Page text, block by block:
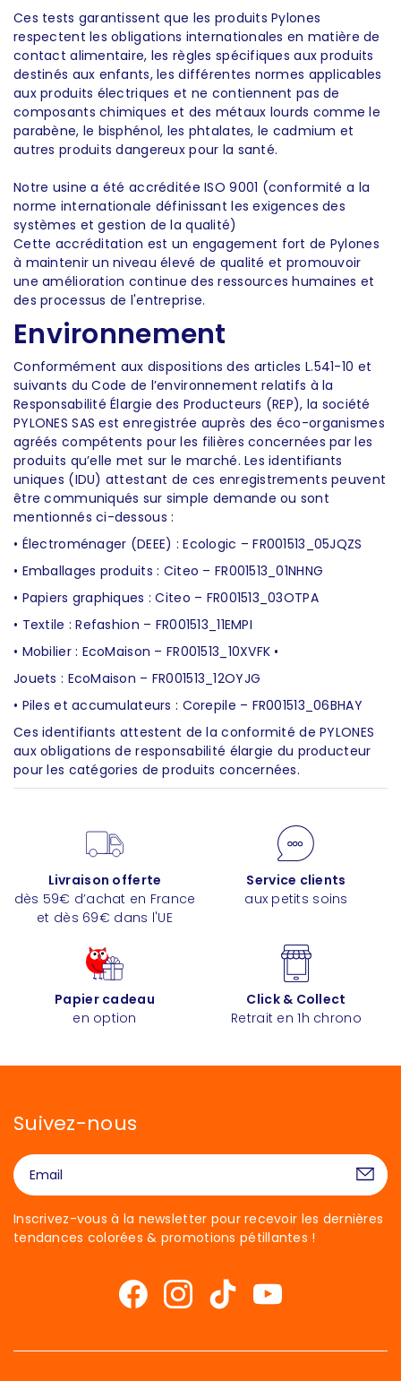
Ces tests garantissent que les produits Pylones
respectent les obligations internationales en matière de
contact alimentaire, les règles spécifiques aux produits
destinés aux enfants, les différentes normes applicables
aux produits électriques et ne contiennent pas de
composants chimiques et des métaux lourds comme le
parabène, le bisphénol, les phtalates, le cadmium et
autres produits dangereux pour la santé.
Notre usine a été accréditée ISO 9001 (conformité a la
norme internationale définissant les exigences des
systèmes et gestion de la qualité)
Cette accréditation est un engagement fort de Pylones
à maintenir un niveau élevé de qualité et promouvoir
une amélioration continue des ressources humaines et
des processus de l'entreprise.
Environnement
Conformément aux dispositions des articles L.541-10 et
suivants du Code de l’environnement relatifs à la
Responsabilité Élargie des Producteurs (REP), la société
PYLONES SAS est enregistrée auprès des éco-organismes
agréés compétents pour les filières concernées par les
produits qu’elle met sur le marché. Les identifiants
uniques (IDU) attestant de ces enregistrements peuvent
être communiqués sur simple demande ou sont
mentionnés ci-dessous :
• Électroménager (DEEE) : Ecologic – FR001513_05JQZS
• Emballages produits : Citeo – FR001513_01NHNG
• Papiers graphiques : Citeo – FR001513_03OTPA
• Textile : Refashion – FR001513_11EMPI
• Mobilier : EcoMaison – FR001513_10XVFK •
Jouets : EcoMaison – FR001513_12OYJG
• Piles et accumulateurs : Corepile – FR001513_06BHAY
Ces identifiants attestent de la conformité de PYLONES
aux obligations de responsabilité élargie du producteur
pour les catégories de produits concernées.
Livraison offerte
dès 59€ d’achat en France
et dès 69€ dans l'UE
Service clients
aux petits soins
Papier cadeau
en option
Click & Collect
Retrait en 1h chrono
Suivez-nous
Inscrivez-vous à la newsletter pour recevoir les dernières
tendances colorées & promotions pétillantes !